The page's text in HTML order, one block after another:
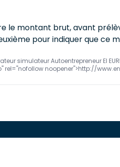
le montant brut, avant
pour indiquer que ce
simulateur Autoentrepreneur EI
noopener">http://